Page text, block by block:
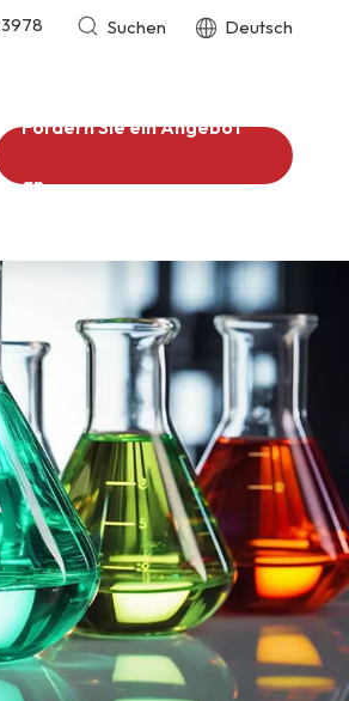
Suchen Deutsch
Fordern Sie ein Angebot
an